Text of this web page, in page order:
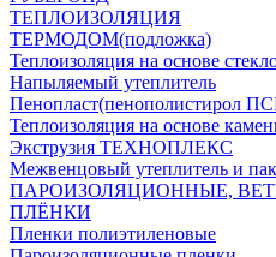
ТЕПЛОИЗОЛЯЦИЯ
ТЕРМОДОМ(подложка)
Теплоизоляция на основе
Напыляемый утеплитель
Пенопласт(пенополистирол
Теплоизоляция на основе
Экструзия ТЕХНОПЛЕКС
Межвенцовый утеплитель и
ПАРОИЗОЛЯЦИОННЫЕ,
ПЛЁНКИ
Пленки полиэтиленовые